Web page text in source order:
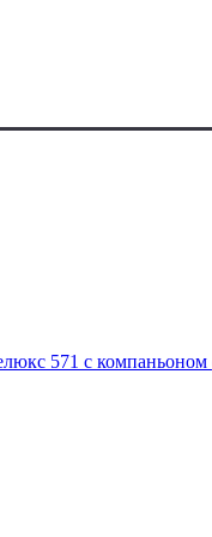
571 с компаньоном